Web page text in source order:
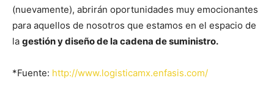
(nuevamente), abrirán oportunidades muy emocionantes
para aquellos de nosotros que estamos en el espacio de
la gestión y diseño de la cadena de suministro.
*Fuente: http://www.logisticamx.enfasis.com/